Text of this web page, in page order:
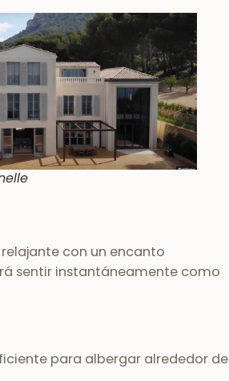
con un encanto
sentir instantáneamente como
para albergar alrededor de